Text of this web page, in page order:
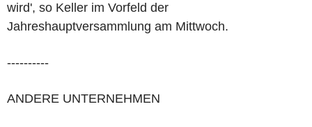
wird', so Keller im Vorfeld der
Jahreshauptversammlung am Mittwoch.
----------
ANDERE UNTERNEHMEN